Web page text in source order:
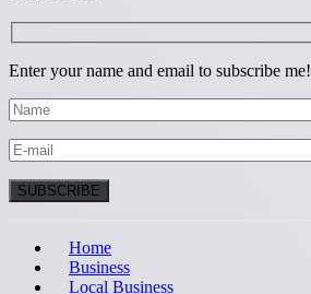
Enter your name and email to subscribe me!
Home
Business
Local Business